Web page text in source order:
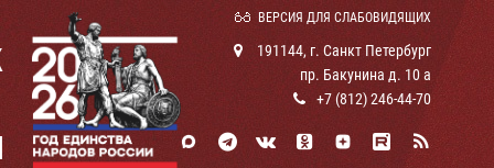
ВЕРСИЯ ДЛЯ СЛАБОВИДЯЩИХ
191144, г. Санкт Петербург
пр. Бакунина д. 10 а
+7 (812) 246-44-70